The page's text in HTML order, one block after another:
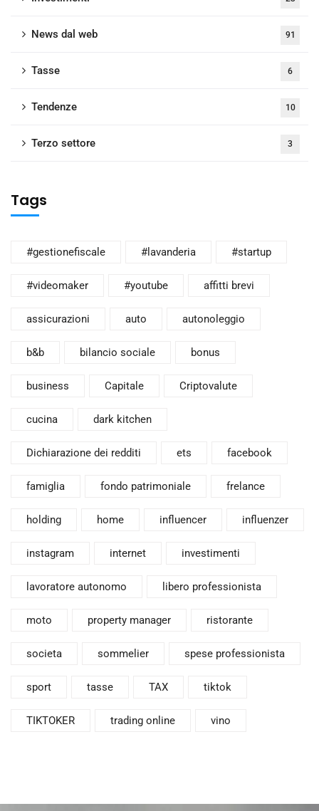
News dal web 91
Tasse 6
Tendenze 10
Terzo settore 3
Tags
#gestionefiscale #lavanderia #startup
#videomaker #youtube affitti brevi
assicurazioni auto autonoleggio
b&b bilancio sociale bonus
business Capitale Criptovalute
cucina dark kitchen
Dichiarazione dei redditi ets facebook
famiglia fondo patrimoniale frelance
holding home influencer influenzer
instagram internet investimenti
lavoratore autonomo libero professionista
moto property manager ristorante
societa sommelier spese professionista
sport tasse TAX tiktok
TIKTOKER trading online vino